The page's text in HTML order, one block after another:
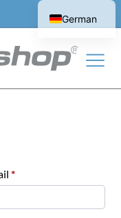
*erforderlich
German